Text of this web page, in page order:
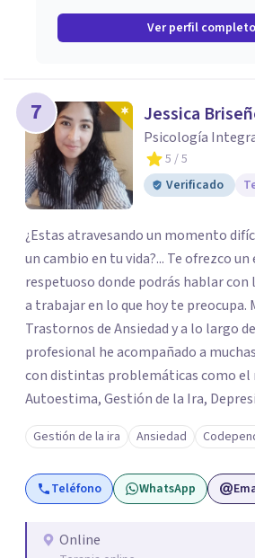
Ver perfil completo
7 Jessica
Psicología
5 / 5
Verificado
¿Estas atravesando un momento
un cambio en tu vida?... Te ofrezco
respetuoso donde podrás hablar
a trabajar en lo que hoy te preocupa. Me especializo en
Trastornos de Ansiedad y a lo largo
profesional he acompañado a
con distintas problemáticas como el
Autoestima, Gestión de la Ira,
Crianza, Codependencia, Celos, entre
más de 12 años de experiencia en el
mental y he trabajado en distintos
niños, Adolescentes y Adultos
Gestión de la ira Ansiedad
Teléfono WhatsApp
Online